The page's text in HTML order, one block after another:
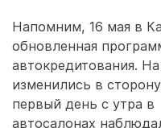
Напомним, 16 мая в
обновленная
автокредитования.
изменились в
первый день с утра в
автосалонах